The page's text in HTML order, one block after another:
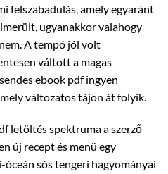
felszabadulás, amely egyaránt
ugyanakkor valahogy
A tempó jól volt
váltott a magas
ebook pdf ingyen
változatos tájon át folyik.
letöltés spektruma a szerző
új recept és menü egy
sós tengeri hagyományai